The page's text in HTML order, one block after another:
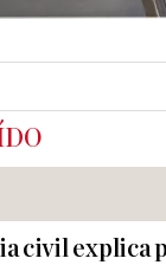
civil explica